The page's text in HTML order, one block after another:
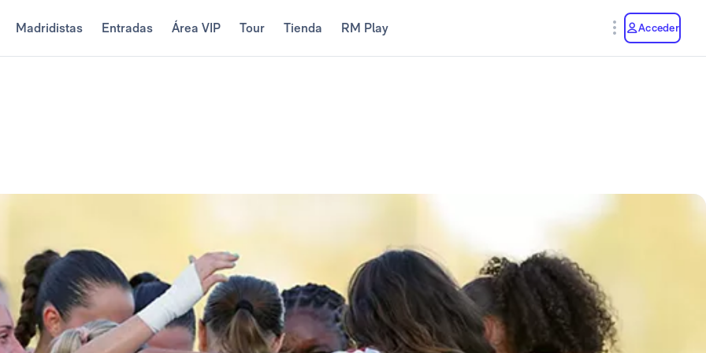
Madridistas Entradas Área VIP Tour Tienda RM Play Acceder